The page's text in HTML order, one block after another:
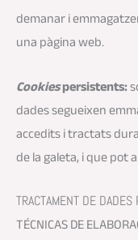
demanar i
una pàgina web.
Cookiespersistents:
dades segueixen
accedits i tractats
de la galeta, i que pot
TRACTAMENT DE DADES
TÉCNICAS DE